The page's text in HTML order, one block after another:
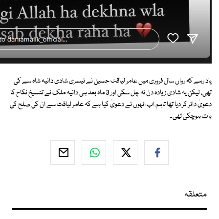
یاد رہے کہ رواں سال فروری میں عامر لیاقت حسین نے تیسری شادی دانیہ شاہ سے کی
تھی، لیکن یہ شادی زیادہ دن نہ چل سکی اور 3 ماہ بعد ہی دانیہ ملک نے تنسیخ نکاح کا
دعویٰ دائر کر دیا تھا تاہم اب انہوں نے دعویٰ کیا ہے کہ عامر لیاقت سے ان کی صلح کی
بات ہوچکی تھی۔
متعلقہ